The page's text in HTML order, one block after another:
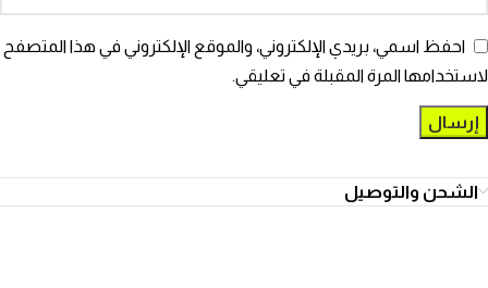
احفظ اسمي، بريدي الإلكتروني، والموقع الإلكتروني في هذا المتصفح
لاستخدامها المرة المقبلة في تعليقي.
الشحن والتوصيل